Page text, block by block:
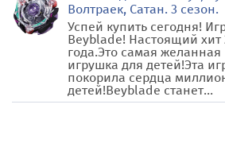
Волтраек, Сатан. 3 сезон.
Успей купить сегодня!
Beyblade! Настоящий хит
года.Это самая желанная
игрушка для детей!Эта
покорила сердца
детей!Beyblade станет...